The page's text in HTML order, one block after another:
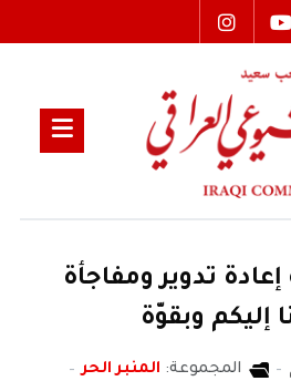
تدوير ومفاجأة
وبقوّة
المجموعة: المنبر الحر